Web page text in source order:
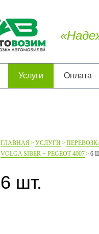
Услуги Оплата
ГЛАВНАЯ УСЛУГИ
VOLGA SIBER + PEGEOT 4007
6
6 шт.